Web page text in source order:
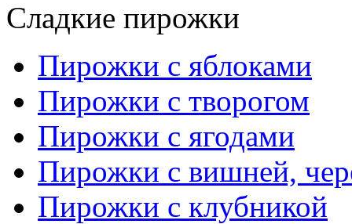
Сладкие пирожки
Пирожки с яблоками
Пирожки с творогом
Пирожки с ягодами
Пирожки с вишней,
Пирожки с клубникой